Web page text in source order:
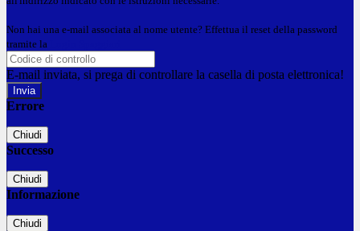
Non hai una e-mail associata al nome utente? Effettua il reset della password
tramite la
E-mail inviata, si prega di controllare la casella di posta elettronica!
Errore
Chiudi
Successo
Chiudi
Informazione
Chiudi